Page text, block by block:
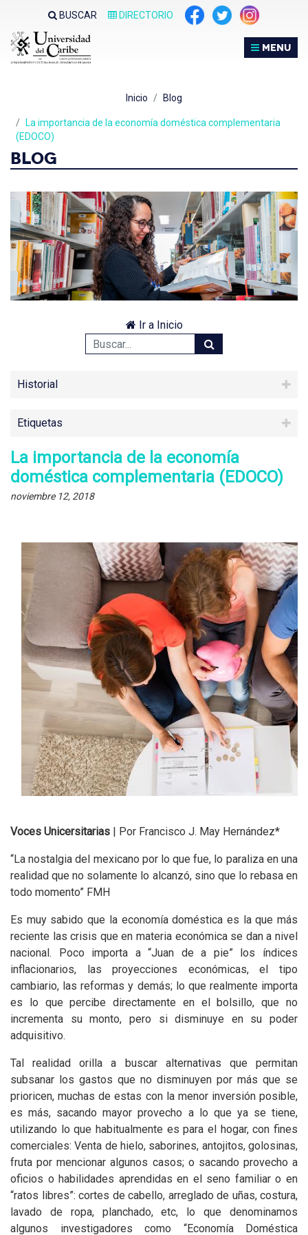
BUSCAR DIRECTORIO
MENU
Inicio Blog
La importancia de la economía doméstica complementaria
(EDOCO)
BLOG
Ir a Inicio
Historial
Etiquetas
La importancia de la economía
doméstica complementaria (EDOCO)
noviembre 12, 2018
Voces Unicersitarias | Por Francisco J. May Hernández*
“La nostalgia del mexicano por lo que fue, lo paraliza en una
realidad que no solamente lo alcanzó, sino que lo rebasa en
todo momento” FMH
Es muy sabido que la economía doméstica es la que más
reciente las crisis que en materia económica se dan a nivel
nacional. Poco importa a “Juan de a pie” los índices
inflacionarios, las proyecciones económicas, el tipo
cambiario, las reformas y demás; lo que realmente importa
es lo que percibe directamente en el bolsillo, que no
incrementa su monto, pero si disminuye en su poder
adquisitivo.
Tal realidad orilla a buscar alternativas que permitan
subsanar los gastos que no disminuyen por más que se
prioricen, muchas de estas con la menor inversión posible,
es más, sacando mayor provecho a lo que ya se tiene,
utilizando lo que habitualmente es para el hogar, con fines
comerciales: Venta de hielo, saborines, antojitos, golosinas,
fruta por mencionar algunos casos; o sacando provecho a
oficios o habilidades aprendidas en el seno familiar o en
“ratos libres”: cortes de cabello, arreglado de uñas, costura,
lavado de ropa, planchado, etc, lo que denominamos
algunos investigadores como “Economía Doméstica